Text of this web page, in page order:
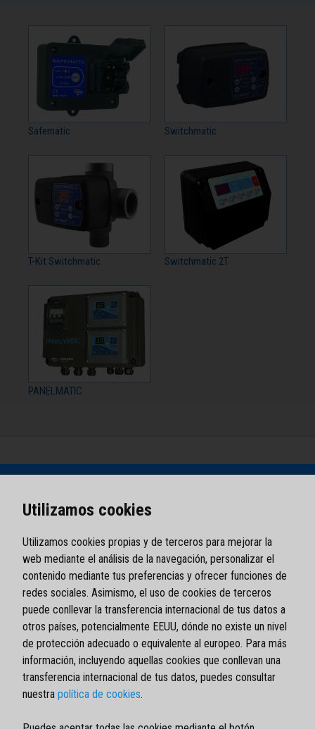
Utilizamos cookies
Utilizamos cookies propias y de terceros para mejorar la
web mediante el análisis de la navegación, personalizar el
contenido mediante tus preferencias y ofrecer funciones de
redes sociales. Asimismo, el uso de cookies de terceros
puede conllevar la transferencia internacional de tus datos a
otros países, potencialmente EEUU, dónde no existe un nivel
de protección adecuado o equivalente al europeo. Para más
información, incluyendo aquellas cookies que conllevan una
transferencia internacional de tus datos, puedes consultar
nuestra política de cookies.
Safematic Switchmatic
T-Kit Switchmatic Switchmatic 2T
PANELMATIC
Política de privacidad